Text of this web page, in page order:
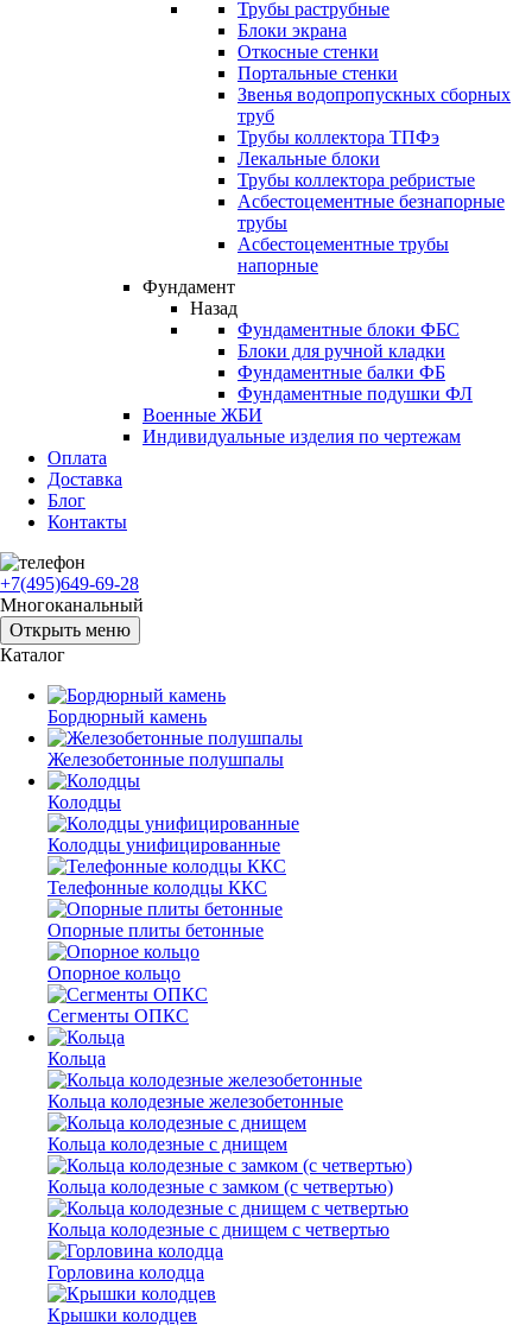
Трубы раструбные
Блоки экрана
Откосные стенки
Портальные стенки
Звенья водопропускных сборных
труб
Трубы коллектора ТПФэ
Лекальные блоки
Трубы коллектора ребристые
Асбестоцементные безнапорные
трубы
Асбестоцементные трубы
напорные
Фундамент
Назад
Фундаментные блоки ФБС
Блоки для ручной кладки
Фундаментные балки ФБ
Фундаментные подушки ФЛ
Военные ЖБИ
Индивидуальные изделия по чертежам
Оплата
Доставка
Блог
Контакты
+7(495)649-69-28
Многоканальный
Открыть меню
Каталог
Бордюрный камень
Железобетонные полушпалы
Колодцы
Колодцы унифицированные
Телефонные колодцы ККС
Опорные плиты бетонные
Опорное кольцо
Сегменты ОПКС
Кольца
Кольца колодезные железобетонные
Кольца колодезные с днищем
Кольца колодезные с замком (с четвертью)
Кольца колодезные с днищем с четвертью
Горловина колодца
Крышки колодцев